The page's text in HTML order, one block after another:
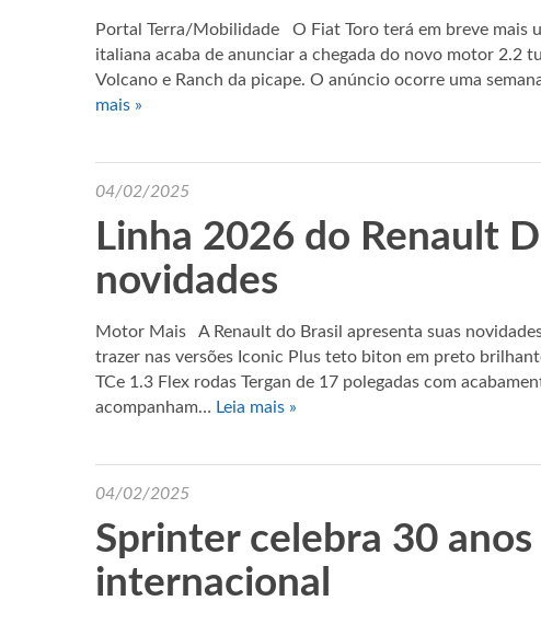
Portal Terra/Mobilidade O Fiat Toro terá em breve mais
italiana acaba de anunciar a chegada do novo motor 2.2
Volcano e Ranch da picape. O anúncio ocorre uma
mais »
04/02/2025
Linha 2026 do Renault
novidades
Motor Mais A Renault do Brasil apresenta suas
trazer nas versões Iconic Plus teto biton em preto
TCe 1.3 Flex rodas Tergan de 17 polegadas com
acompanham… Leia mais »
04/02/2025
Sprinter celebra 30 anos
internacional